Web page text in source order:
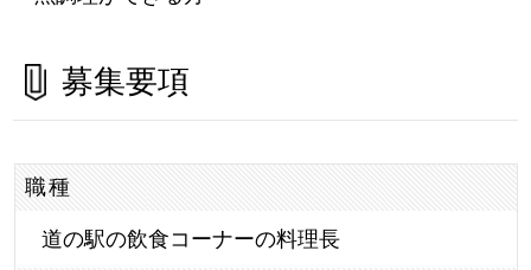
募集要項
職種
道の駅の飲食コーナーの料理長